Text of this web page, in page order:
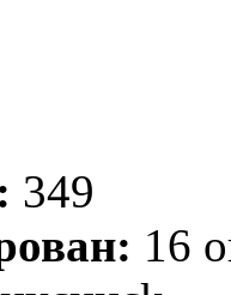
349
16